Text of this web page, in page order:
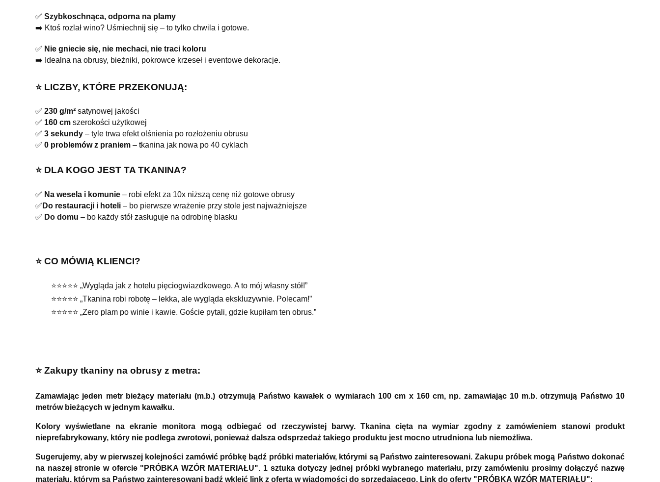
✅ Szybkoschnąca, odporna na plamy
➡️ Ktoś rozlał wino? Uśmiechnij się – to tylko chwila i gotowe.
✅ Nie gniecie się, nie mechaci, nie traci koloru
➡️ Idealna na obrusy, bieżniki, pokrowce krzeseł i eventowe dekoracje.
⭐️ LICZBY, KTÓRE PRZEKONUJĄ:
✅ 230 g/m² satynowej jakości
✅ 160 cm szerokości użytkowej
✅ 3 sekundy – tyle trwa efekt olśnienia po rozłożeniu obrusu
✅ 0 problemów z praniem – tkanina jak nowa po 40 cyklach
⭐️ DLA KOGO JEST TA TKANINA?
✅ Na wesela i komunie – robi efekt za 10x niższą cenę niż gotowe obrusy
✅ Do restauracji i hoteli – bo pierwsze wrażenie przy stole jest najważniejsze
✅ Do domu – bo każdy stół zasługuje na odrobinę blasku
⭐️ CO MÓWIĄ KLIENCI?
⭐⭐⭐⭐⭐ „Wygląda jak z hotelu pięciogwiazdkowego. A to mój własny stół!”
⭐⭐⭐⭐⭐ „Tkanina robi robotę – lekka, ale wygląda ekskluzywnie. Polecam!”
⭐⭐⭐⭐⭐ „Zero plam po winie i kawie. Goście pytali, gdzie kupiłam ten obrus.”
⭐️ Zakupy tkaniny na obrusy z metra:
Zamawiając jeden metr bieżący materiału (m.b.) otrzymują Państwo kawałek o wymiarach 100 cm x 160 cm, np. zamawiając 10 m.b. otrzymują Państwo 10
metrów bieżących w jednym kawałku.
Kolory wyświetlane na ekranie monitora mogą odbiegać od rzeczywistej barwy. Tkanina cięta na wymiar zgodny z zamówieniem stanowi produkt
nieprefabrykowany, który nie podlega zwrotowi, ponieważ dalsza odsprzedaż takiego produktu jest mocno utrudniona lub niemożliwa.
Sugerujemy, aby w pierwszej kolejności zamówić próbkę bądź próbki materiałów, którymi są Państwo zainteresowani. Zakupu próbek mogą Państwo dokonać
na naszej stronie w ofercie "PRÓBKA WZÓR MATERIAŁU". 1 sztuka dotyczy jednej próbki wybranego materiału, przy zamówieniu prosimy dołączyć nazwę
materiału, którym są Państwo zainteresowani bądź wkleić link z ofertą w wiadomości do sprzedającego. Link do oferty "PRÓBKA WZÓR MATERIAŁU":